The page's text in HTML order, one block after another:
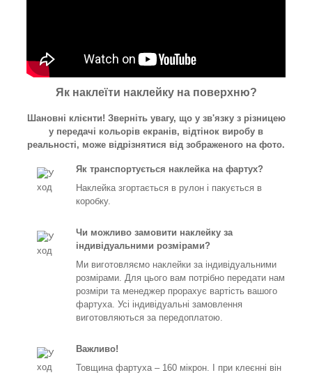
Важливо!
Товщина фартуха – 160 мікрон. І при клеєнні він
Чи можливо замовити наклейку за
індивідуальними розмірами?
Ми виготовляємо наклейки за індивідуальними
розмірами. Для цього вам потрібно передати нам
розміри та менеджер прорахує вартість вашого
фартуха. Усі індивідуальні замовлення
виготовляються за передоплатою.
Як транспортується наклейка на фартух?
Наклейка згортається в рулон і пакується в
коробку.
Шановні клієнти! Зверніть увагу, що у зв'язку з різницею
у передачі кольорів екранів, відтінок виробу в
реальності, може відрізнятися від зображеного на фото.
Як наклеїти наклейку на поверхню?